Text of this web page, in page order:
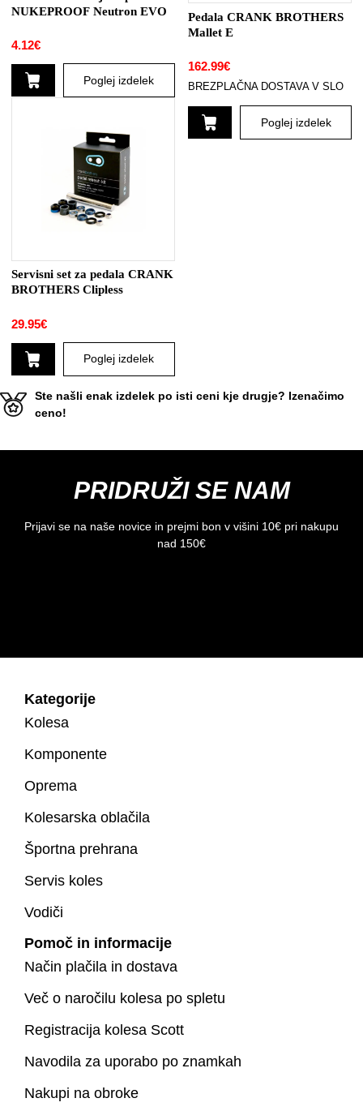
izdelka
NUKEPROOF Neutron EVO
4.12€
Poglej izdelek
Pedala CRANK BROTHERS
Mallet E
162.99€
BREZPLAČNA DOSTAVA V SLO
Poglej izdelek
Servisni set za pedala CRANK
BROTHERS Clipless
29.95€
Poglej izdelek
Ste našli enak izdelek po isti ceni kje drugje? Izenačimo
ceno!
PRIDRUŽI SE NAM
Prijavi se na naše novice in prejmi bon v višini 10€ pri nakupu
nad 150€
Kategorije
Kolesa
Komponente
Oprema
Kolesarska oblačila
Športna prehrana
Servis koles
Vodiči
Pomoč in informacije
Način plačila in dostava
Več o naročilu kolesa po spletu
Registracija kolesa Scott
Navodila za uporabo po znamkah
Nakupi na obroke